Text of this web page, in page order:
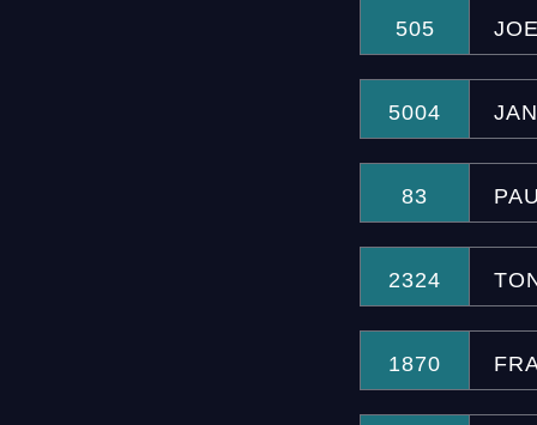
505
5004
83
2324
1870